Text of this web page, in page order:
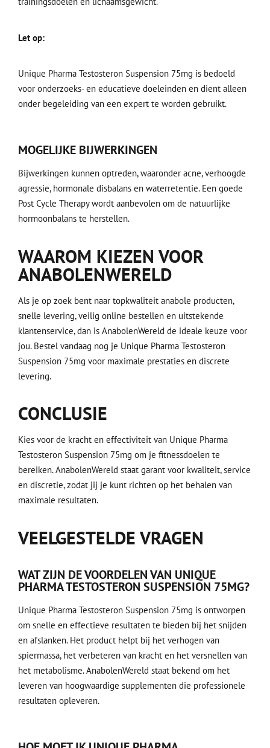
Let op:
Unique Pharma Testosteron Suspension 75mg is bedoeld
voor onderzoeks- en educatieve doeleinden en dient alleen
onder begeleiding van een expert te worden gebruikt.
MOGELIJKE BIJWERKINGEN
Bijwerkingen kunnen optreden, waaronder acne, verhoogde
agressie, hormonale disbalans en waterretentie. Een goede
Post Cycle Therapy wordt aanbevolen om de natuurlijke
hormoonbalans te herstellen.
WAAROM KIEZEN VOOR
ANABOLENWERELD
Als je op zoek bent naar topkwaliteit anabole producten,
snelle levering, veilig online bestellen en uitstekende
klantenservice, dan is AnabolenWereld de ideale keuze voor
jou. Bestel vandaag nog je Unique Pharma Testosteron
Suspension 75mg voor maximale prestaties en discrete
levering.
CONCLUSIE
Kies voor de kracht en effectiviteit van Unique Pharma
Testosteron Suspension 75mg om je fitnessdoelen te
bereiken. AnabolenWereld staat garant voor kwaliteit, service
en discretie, zodat jij je kunt richten op het behalen van
maximale resultaten.
VEELGESTELDE VRAGEN
WAT ZIJN DE VOORDELEN VAN UNIQUE
PHARMA TESTOSTERON SUSPENSION 75MG?
Unique Pharma Testosteron Suspension 75mg is ontworpen
om snelle en effectieve resultaten te bieden bij het snijden
en afslanken. Het product helpt bij het verhogen van
spiermassa, het verbeteren van kracht en het versnellen van
het metabolisme. AnabolenWereld staat bekend om het
leveren van hoogwaardige supplementen die professionele
resultaten opleveren.